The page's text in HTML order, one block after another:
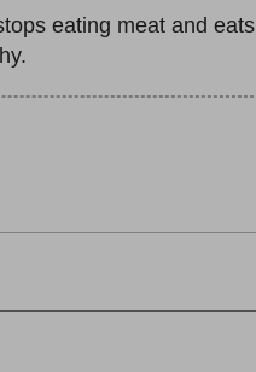
eating meat and eats